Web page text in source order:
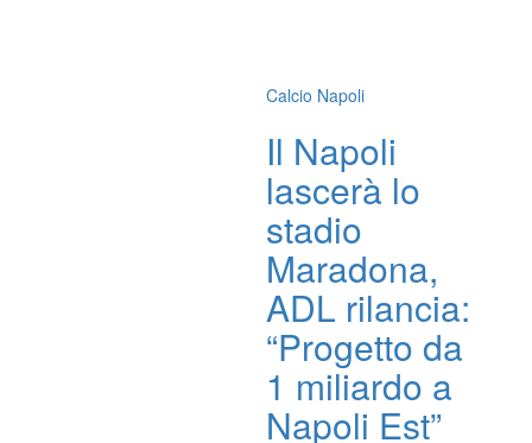
Calcio Napoli
Il Napoli
lascerà lo
stadio
Maradona,
ADL rilancia:
“Progetto da
1 miliardo a
Napoli Est”